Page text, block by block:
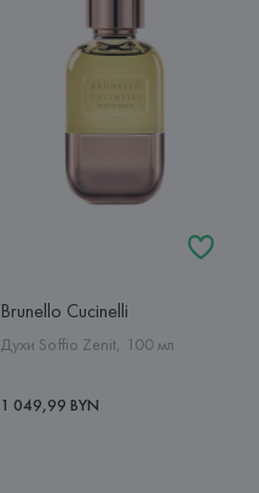
Brunello Cucinelli
Духи Soffio Zenit, 100 мл
1 049,99 BYN